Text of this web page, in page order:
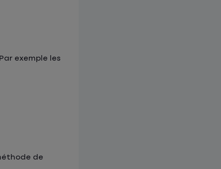
exemple les
de